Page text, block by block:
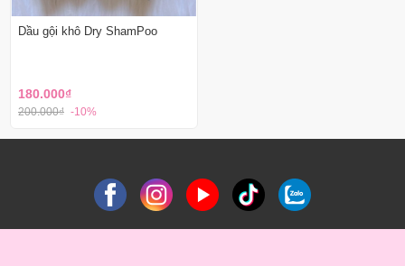
Dầu gội khô Dry ShamPoo
180.000₫
200.000₫ -10%